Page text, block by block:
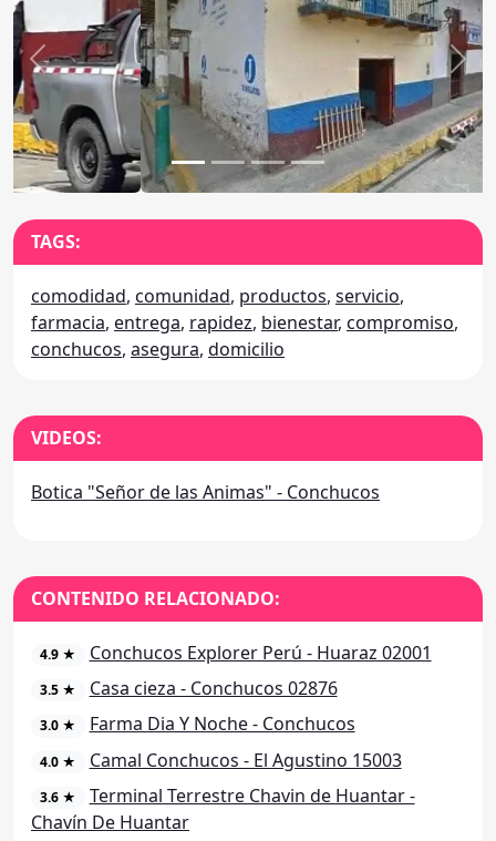
Anterior
TAGS:
comodidad, comunidad, productos, servicio,
farmacia, entrega, rapidez, bienestar, compromiso,
conchucos, asegura, domicilio
VIDEOS:
Botica "Señor de las Animas" - Conchucos
CONTENIDO RELACIONADO:
4.9 ★ Conchucos Explorer Perú - Huaraz 02001
3.5 ★ Casa cieza - Conchucos 02876
3.0 ★ Farma Dia Y Noche - Conchucos
4.0 ★ Camal Conchucos - El Agustino 15003
3.6 ★
Terminal Terrestre Chavin de Huantar -
Chavín De Huantar